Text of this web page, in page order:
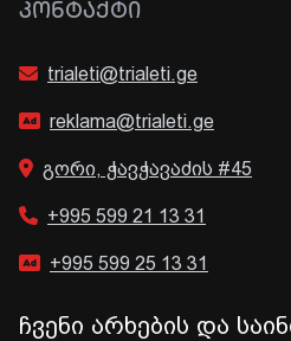
ᲙᲝᲜᲢᲐᲥᲢᲘ
trialeti@trialeti.ge
reklama@trialeti.ge
გორი, ჭავჭავაძის #45
+995 599 21 13 31
+995 599 25 13 31
ჩვენი არხების და